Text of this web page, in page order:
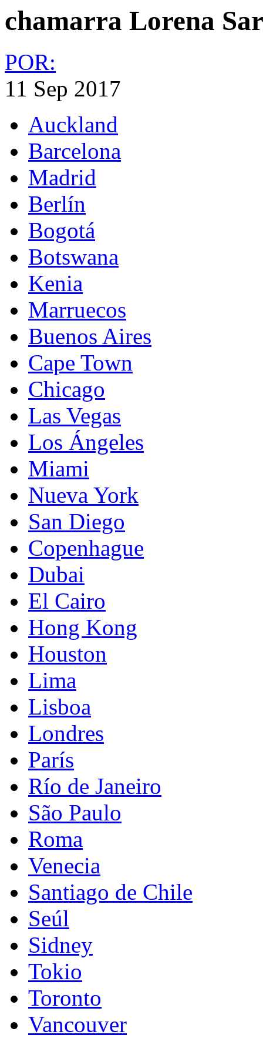
chamarra Lorena
POR:
11 Sep 2017
Auckland
Barcelona
Madrid
Berlín
Bogotá
Botswana
Kenia
Marruecos
Buenos Aires
Cape Town
Chicago
Las Vegas
Los Ángeles
Miami
Nueva York
San Diego
Copenhague
Dubai
El Cairo
Hong Kong
Houston
Lima
Lisboa
Londres
París
Río de Janeiro
São Paulo
Roma
Venecia
Santiago de Chile
Seúl
Sidney
Tokio
Toronto
Vancouver